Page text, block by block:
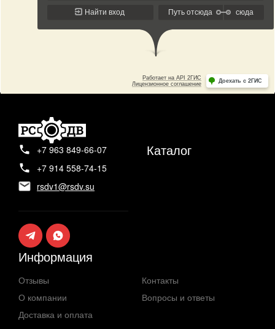
+7 963 849-66-07
+7 914 558-74-15
rsdv1@rsdv.su
Каталог
Информация
Отзывы
О компании
Доставка и оплата
Контакты
Вопросы и ответы